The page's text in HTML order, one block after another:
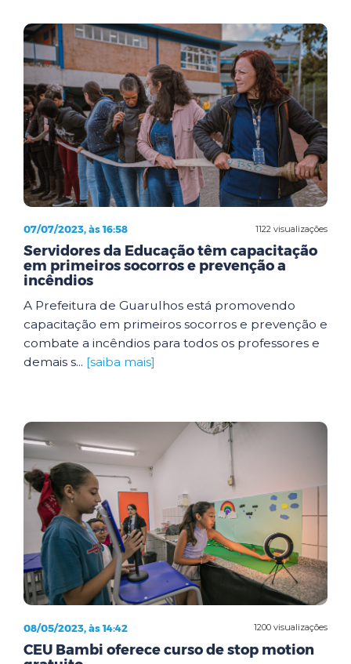
1122 visualizações
07/07/2023, às 16:58
Servidores da Educação têm capacitação
em primeiros socorros e prevenção a
incêndios
A Prefeitura de Guarulhos está promovendo
capacitação em primeiros socorros e prevenção e
combate a incêndios para todos os professores e
demais s... [saiba mais]
1200 visualizações
08/05/2023, às 14:42
CEU Bambi oferece curso de stop motion